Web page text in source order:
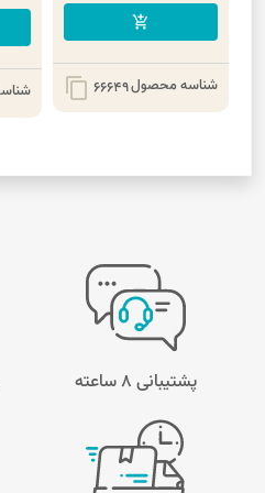
add_shopping_cart
شناسه محصول66649
content_copy
پشتیبانی 8 ساعته